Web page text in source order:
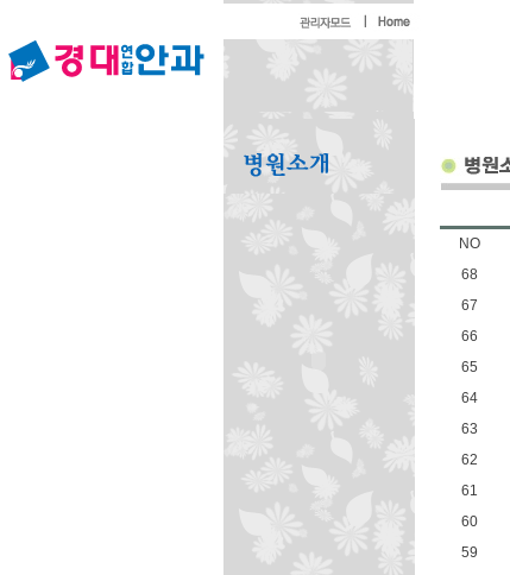
NO
68
67
66
65
64
63
62
61
60
59